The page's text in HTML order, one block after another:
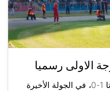
الاولى رسميا
فوز طرابلس على السلام زغرتا 1-0، في الجولة الأخيرة